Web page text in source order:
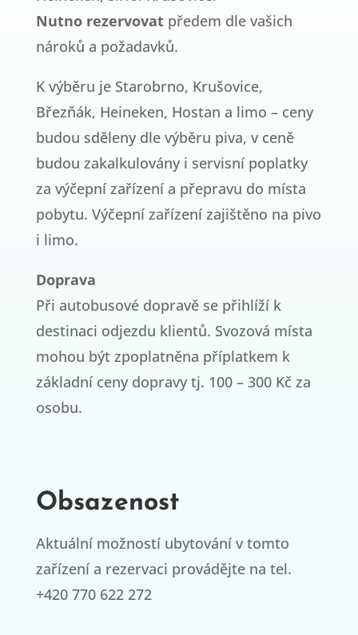
Nutno rezervovat předem dle vašich
nároků a požadavků.
K výběru je Starobrno, Krušovice,
Březňák, Heineken, Hostan a limo – ceny
budou sděleny dle výběru piva, v ceně
budou zakalkulovány i servisní poplatky
za výčepní zařízení a přepravu do místa
pobytu. Výčepní zařízení zajištěno na pivo
i limo.
Doprava
Při autobusové dopravě se přihlíží k
destinaci odjezdu klientů. Svozová místa
mohou být zpoplatněna příplatkem k
základní ceny dopravy tj. 100 – 300 Kč za
osobu.
Obsazenost
Aktuální možností ubytování v tomto
zařízení a rezervaci provádějte na tel.
+420 770 622 272